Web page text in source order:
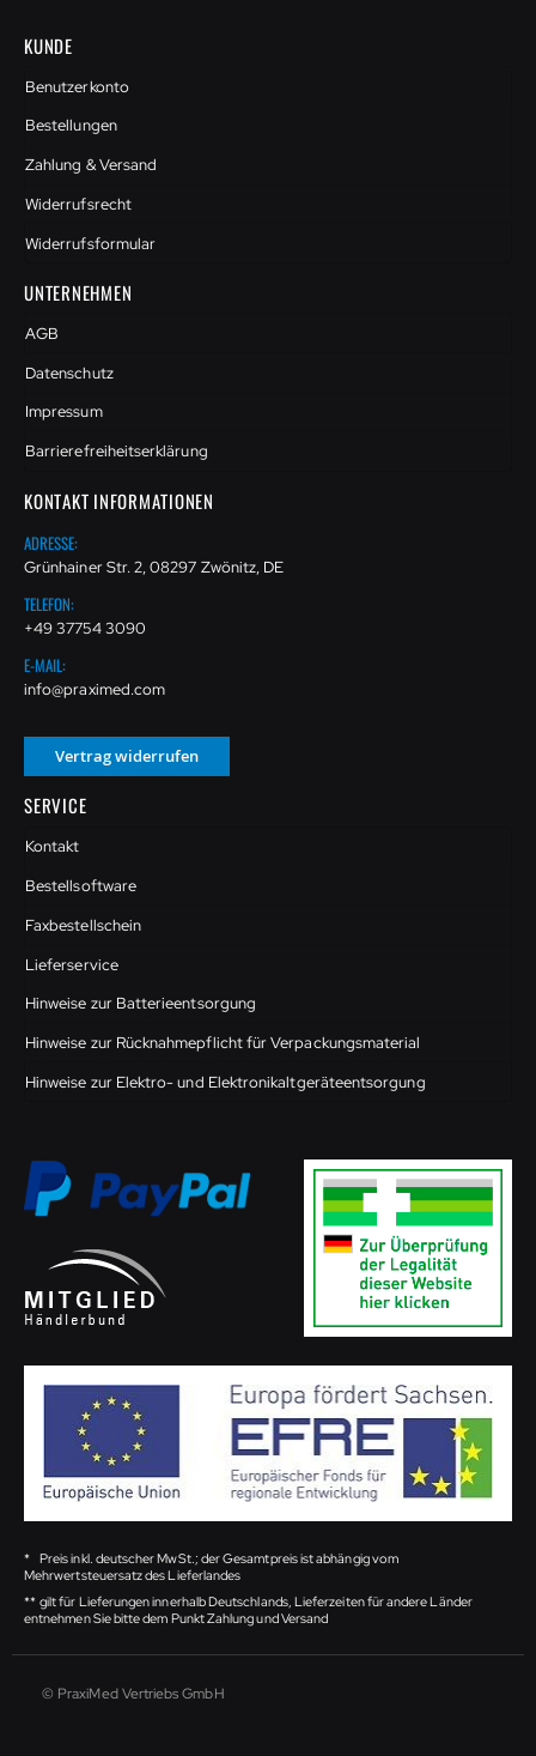
KUNDE
Benutzerkonto
Bestellungen
Zahlung & Versand
Widerrufsrecht
Widerrufsformular
UNTERNEHMEN
AGB
Datenschutz
Impressum
Barrierefreiheitserklärung
KONTAKT INFORMATIONEN
ADRESSE:
Grünhainer Str. 2, 08297 Zwönitz, DE
TELEFON:
+49 37754 3090
E-MAIL:
info@praximed.com
Vertrag widerrufen
SERVICE
Kontakt
Bestellsoftware
Faxbestellschein
Lieferservice
Hinweise zur Batterieentsorgung
Hinweise zur Rücknahmepflicht für Verpackungsmaterial
Hinweise zur Elektro- und Elektronikaltgeräteentsorgung
* Preis inkl. deutscher MwSt.; der Gesamtpreis ist abhängig vom
Mehrwertsteuersatz des Lieferlandes
** gilt für Lieferungen innerhalb Deutschlands, Lieferzeiten für andere Länder
entnehmen Sie bitte dem Punkt Zahlung und Versand
© PraxiMed Vertriebs GmbH